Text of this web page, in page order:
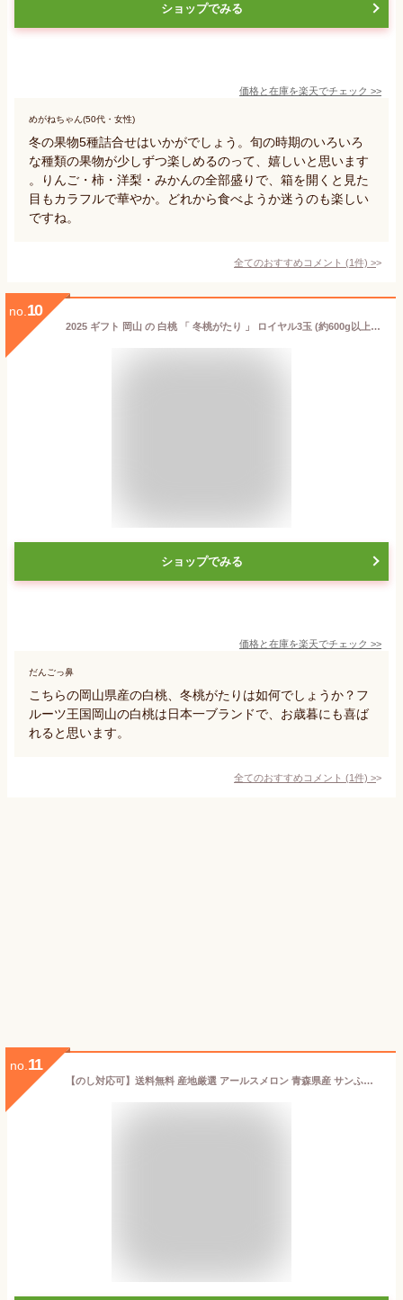
ショップでみる
価格と在庫を楽天でチェック >>
めがねちゃん(50代・女性)
冬の果物5種詰合せはいかがでしょう。旬の時期のいろいろ
な種類の果物が少しずつ楽しめるのって、嬉しいと思います
。りんご・柿・洋梨・みかんの全部盛りで、箱を開くと見た
目もカラフルで華やか。どれから食べようか迷うのも楽しい
ですね。
全てのおすすめコメント (1件) >
no. 10
2025 ギフト 岡山 の 白桃 「 冬桃がたり 」 ロイヤル3玉 (約600g以上) 贈答用 お歳暮 プレゼント 御礼 御祝 御供 果物 くだもの フルーツ 【岡山果物工房】11月下旬ごろ発送
ショップでみる
価格と在庫を楽天でチェック >>
だんごっ鼻
こちらの岡山県産の白桃、冬桃がたりは如何でしょうか？フ
ルーツ王国岡山の白桃は日本一ブランドで、お歳暮にも喜ば
れると思います。
全てのおすすめコメント (1件) >
no. 11
【のし対応可】送料無料 産地厳選 アールスメロン 青森県産 サンふじ フルーツギフト 蜜入りサンふじ フルーツ 盛り合わせ サンふじ 青森 お歳暮 【12月上旬より順次発送】